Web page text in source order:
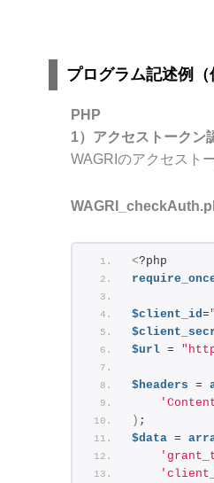
プログラム記述例（
PHP
1）アクセストークン
WAGRIのアクセスト
<?php
$client_id=
$url =
$headers =
) ;
$data =